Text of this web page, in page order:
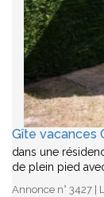
Gîte vacances
dans une
de plein pied
Annonce n° 3427 |